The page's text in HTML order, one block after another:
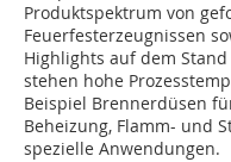
Produktspektrum von
Feuerfesterzeugnissen
Highlights auf dem
stehen hohe
Beispiel Brennerdüsen
Beheizung, Flamm- und
spezielle Anwendungen.